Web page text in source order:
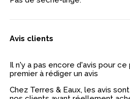
Avis clients
Il n'y a pas encore d'avis pour
premier à rédiger un avis
Chez Terres & Eaux, les avis